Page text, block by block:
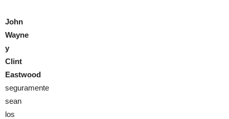
John
Wayne
y
Clint
Eastwood
seguramente
sean
los